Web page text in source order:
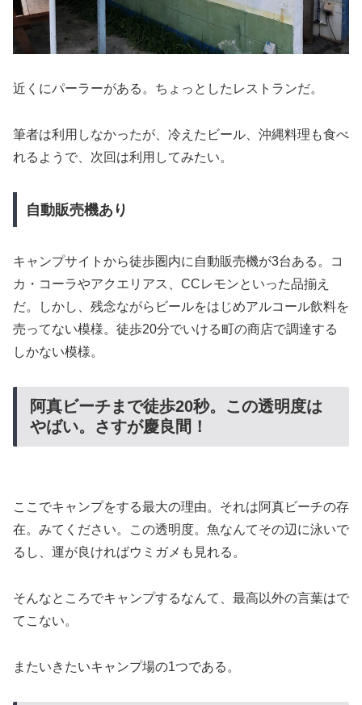
近くにパーラーがある。ちょっとしたレストランだ。
筆者は利用しなかったが、冷えたビール、沖縄料理も食べ
れるようで、次回は利用してみたい。
自動販売機あり
キャンプサイトから徒歩圏内に自動販売機が3台ある。コ
カ・コーラやアクエリアス、CCレモンといった品揃え
だ。しかし、残念ながらビールをはじめアルコール飲料を
売ってない模様。徒歩20分でいける町の商店で調達する
しかない模様。
阿真ビーチまで徒歩20秒。この透明度は
やばい。さすが慶良間！
ここでキャンプをする最大の理由。それは阿真ビーチの存
在。みてください。この透明度。魚なんてその辺に泳いで
るし、運が良ければウミガメも見れる。
そんなところでキャンプするなんて、最高以外の言葉はで
てこない。
またいきたいキャンプ場の1つである。